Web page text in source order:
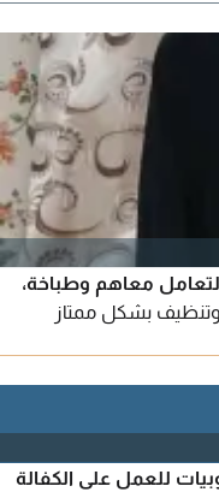
معاهم وطباخة،
بشكل ممتاز
للعمل على الكفالة